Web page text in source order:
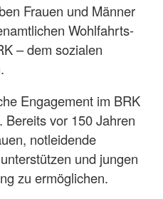
Frauen und Männer
Wohlfahrts-
– dem sozialen
Engagement im BRK
Bereits vor 150 Jahren
notleidende
und jungen
zu ermöglichen.